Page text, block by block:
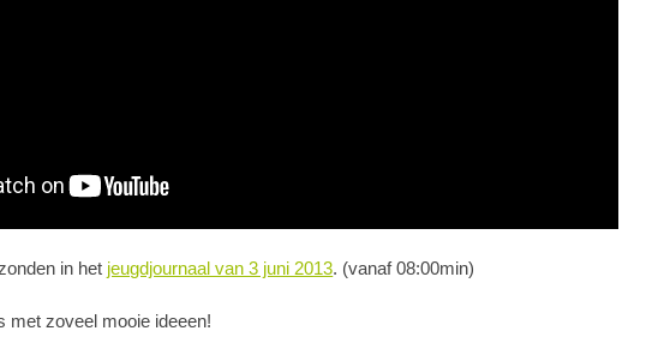
in het jeugdjournaal van 3 juni 2013. (vanaf 08:00min)
met zoveel mooie ideeen!